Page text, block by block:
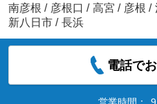
南彦根 / 彦根口 / 高宮 / 彦根 /
新八日市 / 長浜
電話で
営業時間：